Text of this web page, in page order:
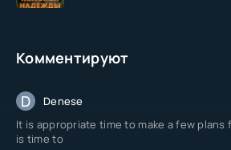
Комментируют
D Denese
It is appropriate time to make a few
is time to